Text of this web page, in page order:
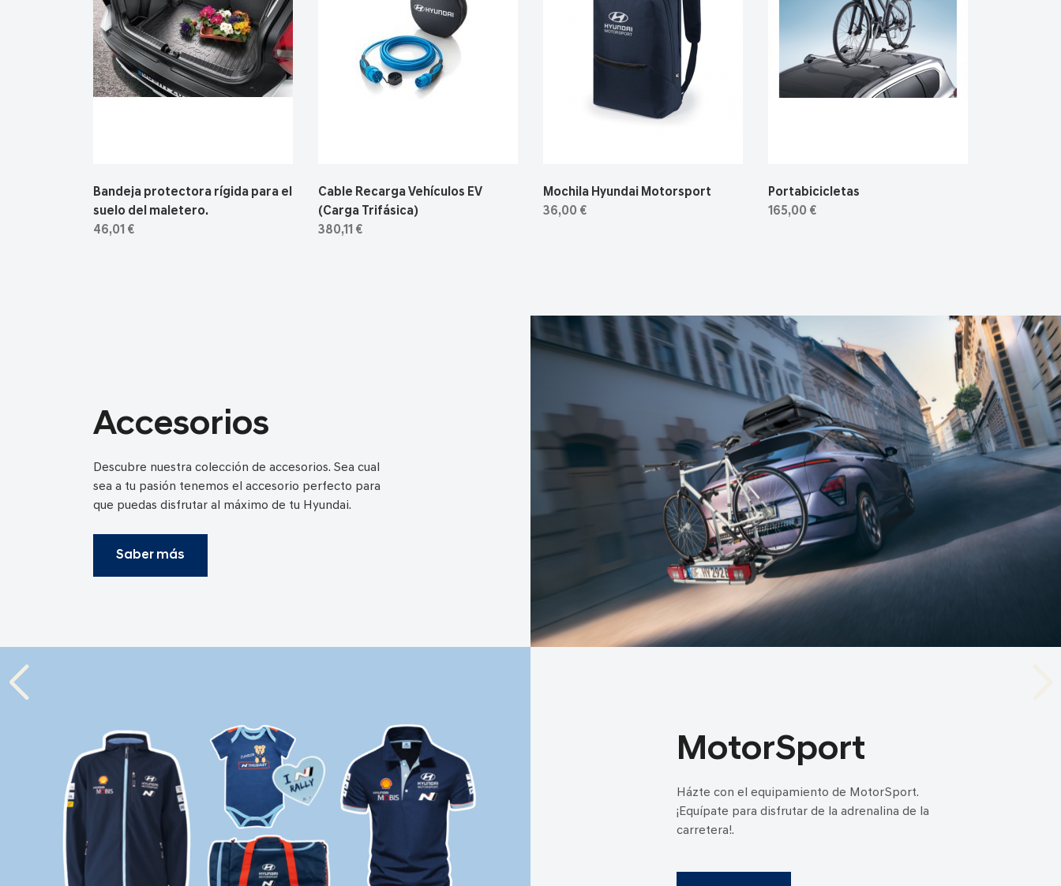
Bandeja protectora rígida para el
suelo del maletero.
46,01 €
Cable Recarga Vehículos EV
(Carga Trifásica)
380,11 €
Mochila Hyundai Motorsport
36,00 €
Portabicicletas
165,00 €
Accesorios
Descubre nuestra colección de accesorios. Sea cual
sea a tu pasión tenemos el accesorio perfecto para
que puedas disfrutar al máximo de tu Hyundai.
Saber más
MotorSport
Házte con el equipamiento de MotorSport.
¡Equípate para disfrutar de la adrenalina de la
carretera!.